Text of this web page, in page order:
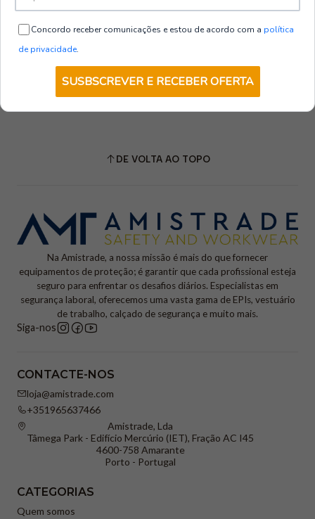
DE VOLTA AO TOPO
Na Amistrade, a nossa missão é mais do que fornecer
equipamentos de proteção; é garantir que cada profissional esteja
seguro para enfrentar os desafios diários. Especialistas em
segurança laboral, oferecemos uma vasta gama de EPIs, vestuário
de trabalho, calçado de segurança e muito mais.
Siga-nos
CONTACTE-NOS
loja@amistrade.com
+351965637466
Amistrade, Lda
Tâmega Park - Edifício Mercúrio (IET), Fração AC I45
4600-758 Amarante
Porto - Portugal
CATEGORIAS
Quem somos
Concordo receber comunicações e estou de acordo com a política
de privacidade.
SUSBSCREVER E RECEBER OFERTA